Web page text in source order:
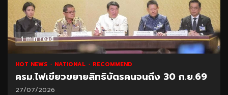
1 min read
HOT NEWS NATIONAL RECOMMEND
ครม.ไฟเขียวขยายสิทธิบัตรคนจนถึง 30 ก.ย.69
27/07/2026